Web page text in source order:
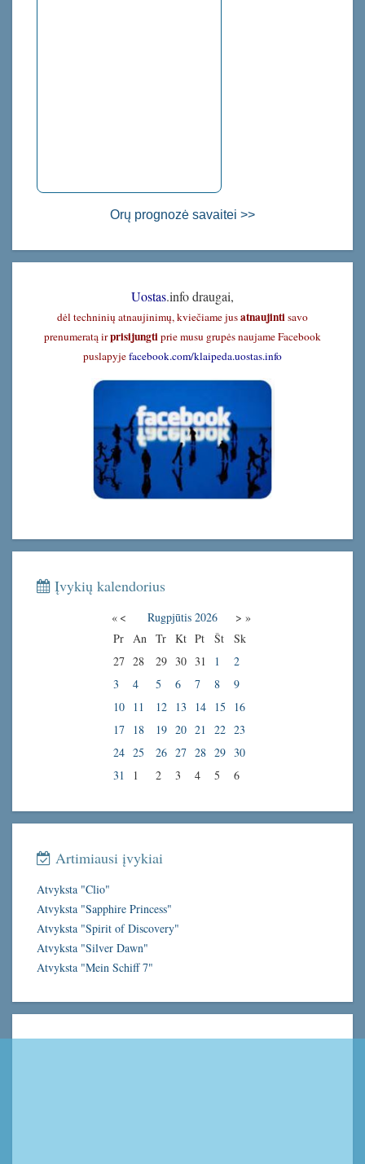
Orų prognozė savaitei >>
Uostas.info draugai,
dėl techninių atnaujinimų, kviečiame jusatnaujintisavo
prenumeratą irprisijungtiprie musu grupės naujame Facebook
puslapyjefacebook.com/klaipeda.uostas.info
Įvykių kalendorius
« < Rugpjūtis 2026 > »
Pr
An Tr Kt Pt Št
Sk
27 28 29 30 31 1
2
3
4 5 6 7 8
9
10
11 12 13 14 15
16
17
18 19 20 21 22 23
24 25 26 27 28 29
30
31
1 2 3 4 5 6
Artimiausi įvykiai
Atvyksta "Clio"
Atvyksta "Sapphire Princess"
Atvyksta "Spirit of Discovery"
Atvyksta "Silver Dawn"
Atvyksta "Mein Schiff 7"